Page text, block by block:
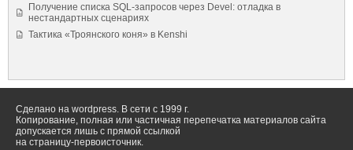
Получение списка SQL-запросов через Devel: отладка в
нестандартных сценариях
Тактика «Троянского коня» в Kenshi
Сделано на wordpress. В сети с 1999 г.
Копирование, полная или частичная перепечатка материалов сайта
допускается лишь с прямой ссылкой
на страницу-первоисточник.